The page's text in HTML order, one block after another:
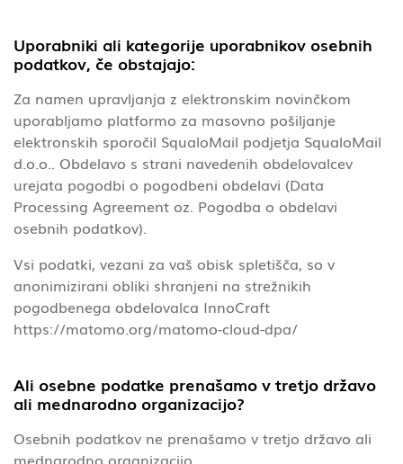
Uporabniki ali kategorije uporabnikov osebnih
podatkov, če obstajajo:
Za namen upravljanja z elektronskim novinčkom
uporabljamo platformo za masovno pošiljanje
elektronskih sporočil SqualoMail podjetja SqualoMail
d.o.o.. Obdelavo s strani navedenih obdelovalcev
urejata pogodbi o pogodbeni obdelavi (Data
Processing Agreement oz. Pogodba o obdelavi
osebnih podatkov).
Vsi podatki, vezani za vaš obisk spletišča, so v
anonimizirani obliki shranjeni na strežnikih
pogodbenega obdelovalca InnoCraft
https://matomo.org/matomo-cloud-dpa/
Ali osebne podatke prenašamo v tretjo državo
ali mednarodno organizacijo?
Osebnih podatkov ne prenašamo v tretjo državo ali
mednarodno organizacijo.